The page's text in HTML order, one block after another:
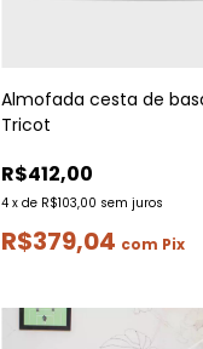
Almofada cesta de
Tricot
R$412,00
4 x de R$103,00 sem juros
R$379,04 com Pix